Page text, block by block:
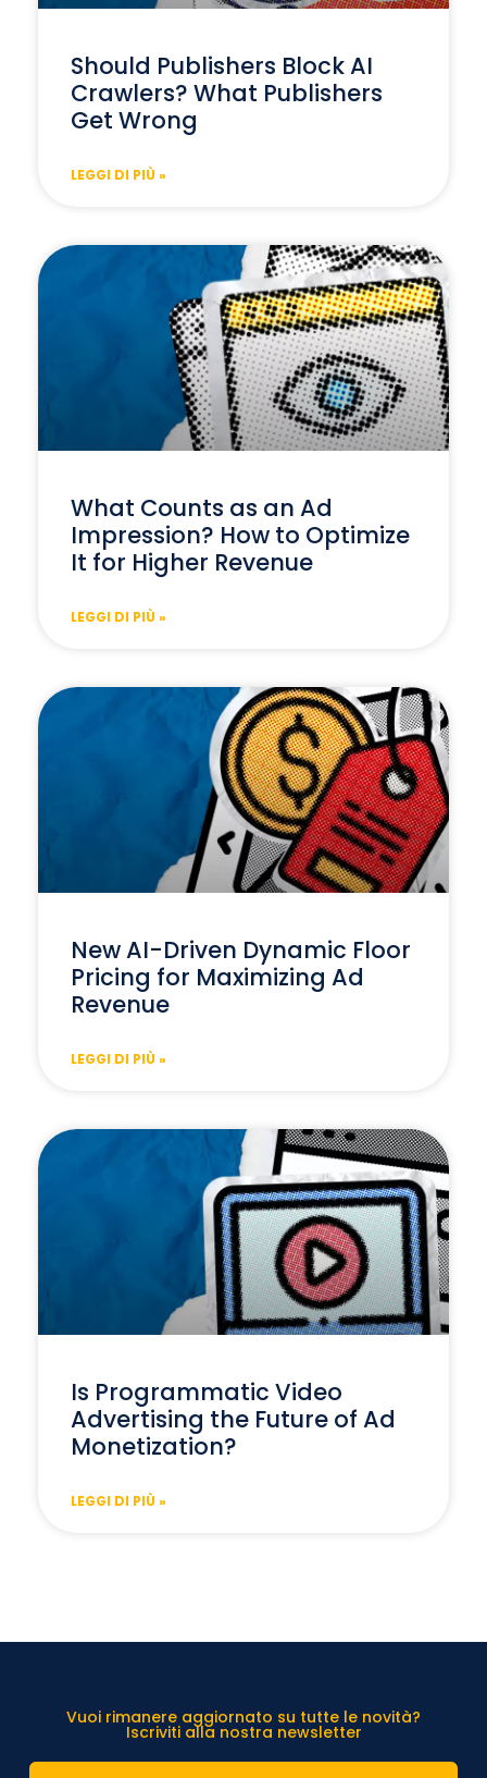
Should Publishers Block AI
Crawlers? What Publishers
Get Wrong
LEGGI DI PIÙ »
What Counts as an Ad
Impression? How to Optimize
It for Higher Revenue
LEGGI DI PIÙ »
New AI-Driven Dynamic Floor
Pricing for Maximizing Ad
Revenue
LEGGI DI PIÙ »
Is Programmatic Video
Advertising the Future of Ad
Monetization?
LEGGI DI PIÙ »
Vuoi rimanere aggiornato su tutte le novità?
Iscriviti alla nostra newsletter